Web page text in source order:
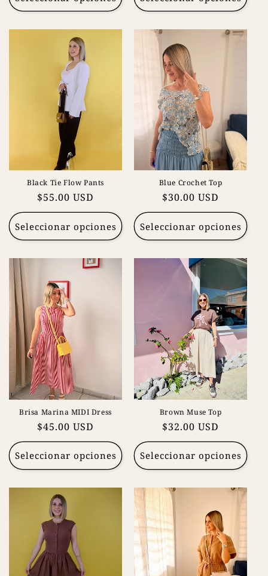
Black Tie Flow Pants
Precio
habitual
$55.00 USD
Seleccionar opciones
Blue Crochet Top
Precio
habitual
$30.00 USD
Seleccionar opciones
Brisa Marina MIDI Dress
Precio
habitual
$45.00 USD
Seleccionar opciones
Brown Muse Top
Precio
habitual
$32.00 USD
Seleccionar opciones